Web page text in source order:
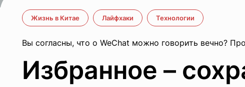
Жизнь в Китае Лайфхаки Технологии
Вы согласны, что о WeChat можно говорить вечно?
Избранное –